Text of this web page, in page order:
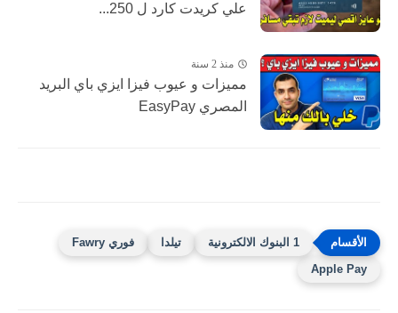
علي كريدت كارد ل 250...
منذ 2 سنة
مميزات و عيوب فيزا ايزي باي البريد
المصري EasyPay
1 البنوك الالكترونية تيلدا
فوري Fawry
Apple Pay